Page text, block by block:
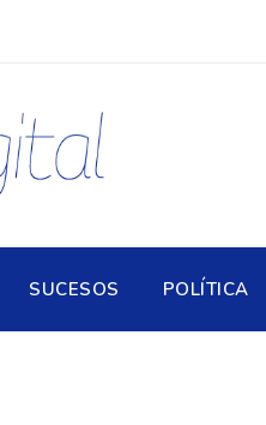
SUCESOS POLÍTICA